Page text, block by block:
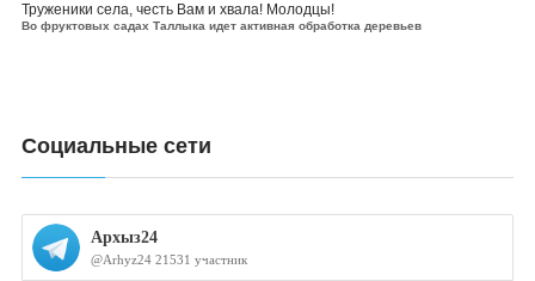
Труженики села, честь Вам и хвала! Молодцы!
Во фруктовых садах Таллыка идет активная обработка деревьев
Социальные сети